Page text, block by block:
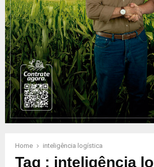
Home inteligência logística
Tag : inteligência